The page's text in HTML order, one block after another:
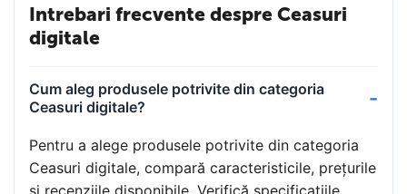
Intrebari frecvente despre Ceasuri
digitale
Cum aleg produsele potrivite din categoria
Ceasuri digitale?
Pentru a alege produsele potrivite din categoria
Ceasuri digitale, compară caracteristicile, prețurile